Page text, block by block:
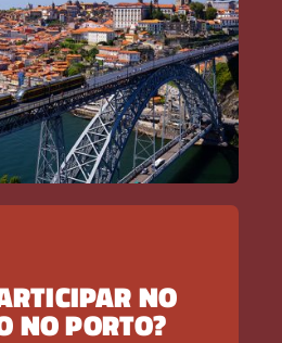
NO
NO PORTO?